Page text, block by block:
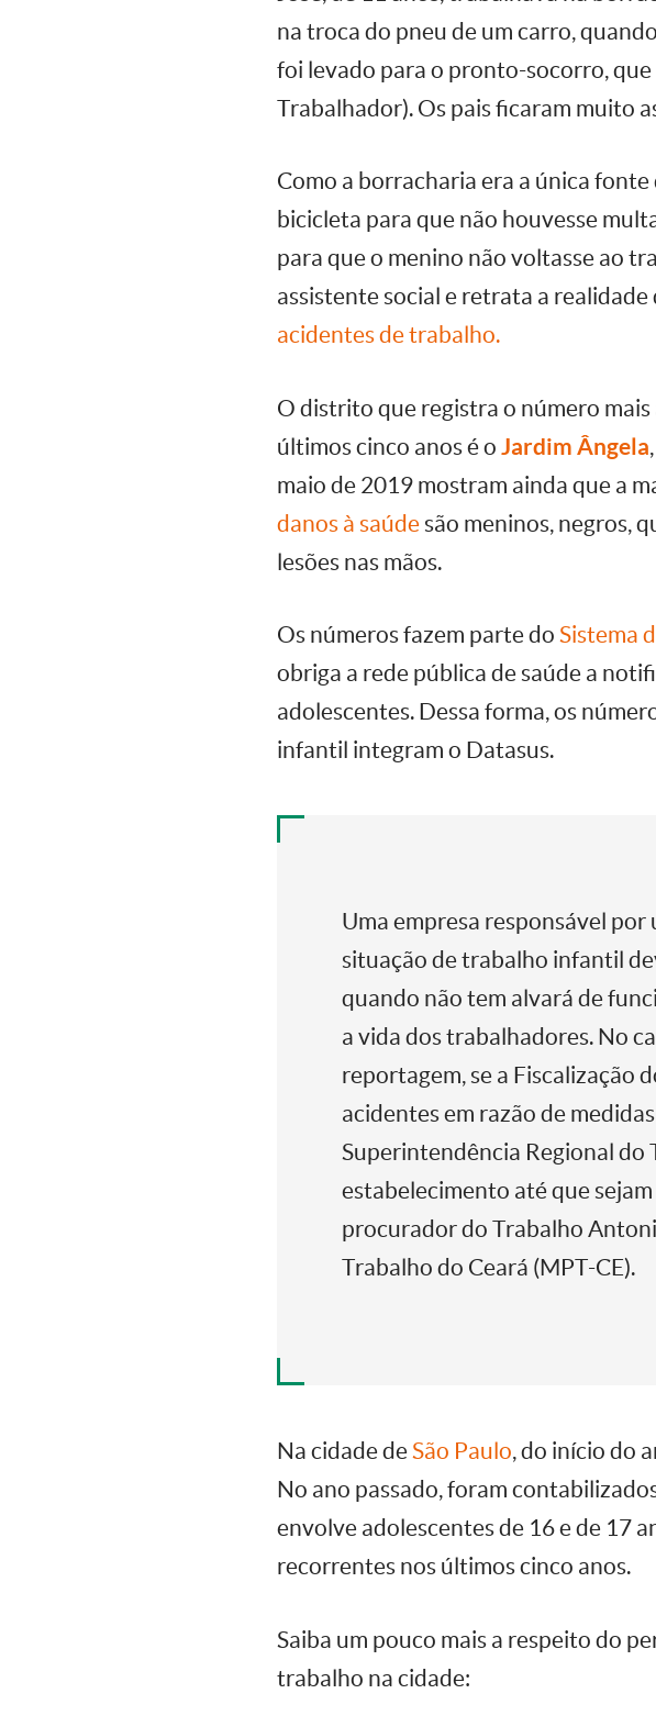
na troca do pneu de um carro,
foi levado para o pronto-socorro,
Trabalhador). Os pais ficaram muito
Como a borracharia era a única
bicicleta para que não houvesse
para que o menino não voltasse ao
assistente social e retrata a
acidentes de trabalho.
O distrito que registra o número
últimos cinco anos é o Jardim Ângela
maio de 2019 mostram ainda que a
danos à saúde são meninos, negros,
lesões nas mãos.
Os números fazem parte do Sistema
obriga a rede pública de saúde a
adolescentes. Dessa forma, os
infantil integram o Datasus.
Uma empresa responsável
situação de trabalho infantil
quando não tem alvará de
a vida dos trabalhadores. No
reportagem, se a Fiscalização
acidentes em razão de
Superintendência Regional do
estabelecimento até que
procurador do Trabalho
Trabalho do Ceará (MPT-CE).
Na cidade de São Paulo, do início do
No ano passado, foram
envolve adolescentes de 16 e de 17
recorrentes nos últimos cinco anos.
Saiba um pouco mais a respeito do
trabalho na cidade: